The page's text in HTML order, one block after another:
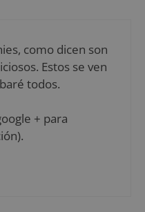
como dicen son
Estos se ven
todos.
+ para